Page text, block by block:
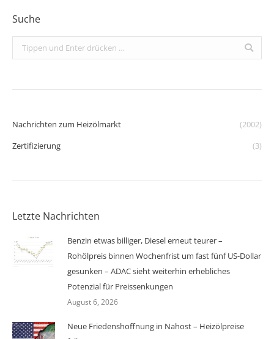
Suche
Search:
Nachrichten zum Heizölmarkt
(2002)
Zertifizierung
(3)
Letzte Nachrichten
Benzin etwas billiger, Diesel erneut teurer –
Rohölpreis binnen Wochenfrist um fast fünf US-Dollar
gesunken – ADAC sieht weiterhin erhebliches
Potenzial für Preissenkungen
August 6, 2026
Neue Friedenshoffnung in Nahost – Heizölpreise